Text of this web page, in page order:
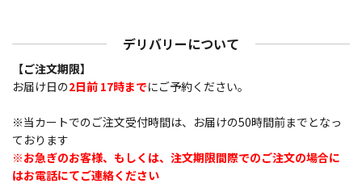
デリバリーについて
【ご注文期限】
お届け日の2日前 17時までにご予約ください。
※当カートでのご注文受付時間は、お届けの50時間前までとなっ
ております
※お急ぎのお客様、もしくは、注文期限間際でのご注文の場合に
はお電話にてご連絡ください